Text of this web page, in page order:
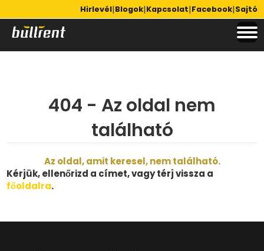
Hirlevél|Blogok|Kapcsolat|Facebook|Sajtó
404 - Az oldal nem
található
Az oldal, amit keresel, nem található.
Kérjük, ellenőrizd a címet, vagy térj vissza a
főoldalra.